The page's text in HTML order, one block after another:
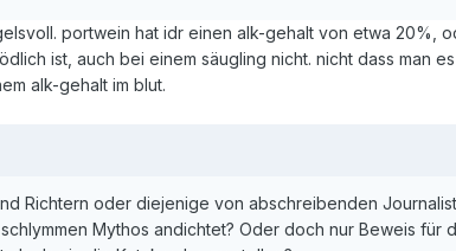
portwein hat idr einen alk-gehalt von etwa 20%,
ist, auch bei einem säugling nicht. nicht dass man
alk-gehalt im blut.
Richtern oder diejenige von abschreibenden
Mythos andichtet? Oder doch nur Beweis für